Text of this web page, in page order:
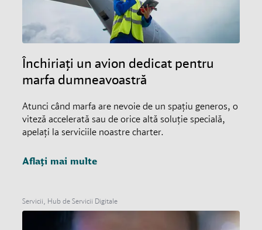
Închiriați un avion dedicat pentru
marfa dumneavoastră
Atunci când marfa are nevoie de un spațiu generos, o
viteză accelerată sau de orice altă soluție specială,
apelați la serviciile noastre charter.
Aflați mai multe
Servicii, Hub de Servicii Digitale